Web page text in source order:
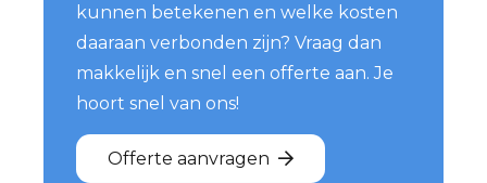
kunnen betekenen en welke kosten
daaraan verbonden zijn? Vraag dan
makkelijk en snel een offerte aan. Je
hoort snel van ons!
Offerte aanvragen